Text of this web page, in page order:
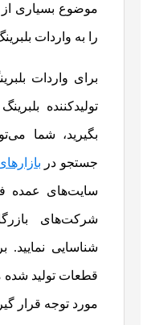
موضوع بسیاری از
را به واردات
برای واردات
تولیدکننده
بگیرید، شما
جستجو در
سایت‌های عمده
شرکت‌های
شناسایی
قطعات تولید
مورد توجه قرار